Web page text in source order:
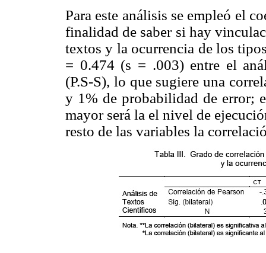
Para este análisis se empleó el
finalidad de saber si hay
textos y la ocurrencia de los
= 0.474 (s = .003) entre el
(P.S-S), lo que sugiere una
y 1% de probabilidad de error;
mayor será la el nivel de
resto de las variables la